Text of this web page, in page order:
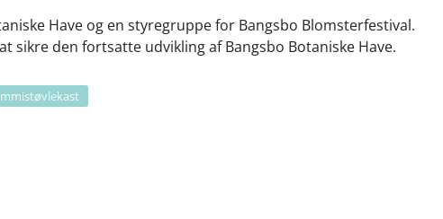
Have og en styregruppe for Bangsbo Blomsterfestival.
sikre den fortsatte udvikling af Bangsbo Botaniske Have.